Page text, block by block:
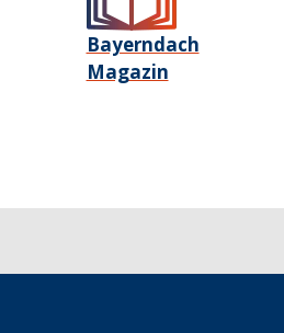
Bayerndach
Magazin